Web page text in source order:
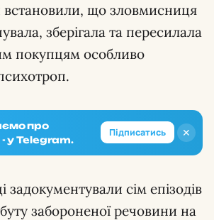
встановили, що зловмисниця
зберігала та пересилала
покупцям особливо
✕
про
у Telegram.
Підписатись
задокументували сім епізодів
забороненої речовини на